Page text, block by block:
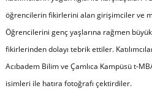
öğrencilerin fikirlerini alan girişimciler ve
Öğrencilerini genç yaşlarına rağmen
fikirlerinden dolayı tebrik ettiler.
Acıbadem Bilim ve Çamlıca Kampüsü t-
isimleri ile hatıra fotoğrafı çektirdiler.